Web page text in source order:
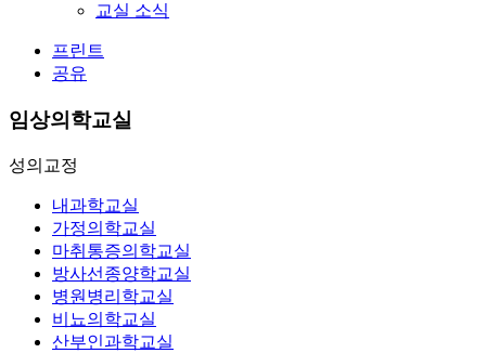
교실 소식
프린트
공유
임상의학교실
성의교정
내과학교실
가정의학교실
마취통증의학교실
방사선종양학교실
병원병리학교실
비뇨의학교실
산부인과학교실